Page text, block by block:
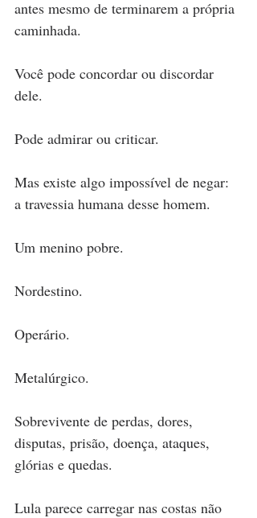
antes mesmo de terminarem a própria
caminhada.
Você pode concordar ou discordar
dele.
Pode admirar ou criticar.
Mas existe algo impossível de negar:
a travessia humana desse homem.
Um menino pobre.
Nordestino.
Operário.
Metalúrgico.
Sobrevivente de perdas, dores,
disputas, prisão, doença, ataques,
glórias e quedas.
Lula parece carregar nas costas não